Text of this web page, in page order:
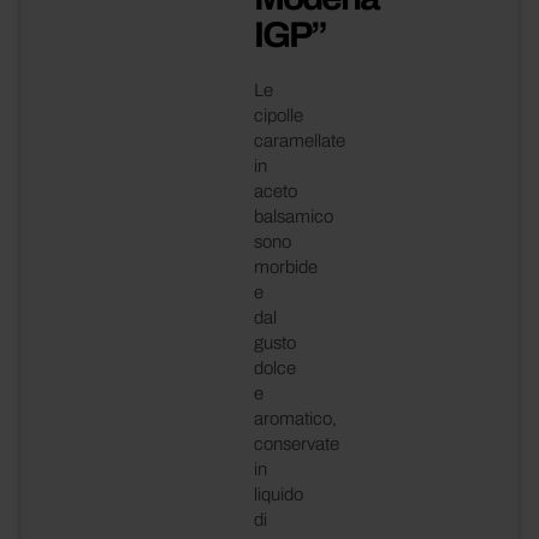
IGP”
Le
cipolle
caramellate
in
aceto
balsamico
sono
morbide
e
dal
gusto
dolce
e
aromatico,
conservate
in
liquido
di